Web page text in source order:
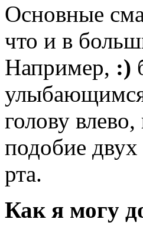
Основные
что и в
Например, :)
голову
подобие
рта.
Как я могу